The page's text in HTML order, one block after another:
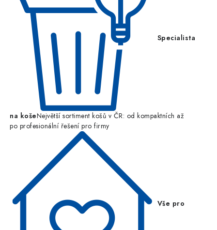
Specialista
na košeNejvětší sortiment košů v ČR: od kompaktních až
po profesionální řešení pro firmy
Vše pro